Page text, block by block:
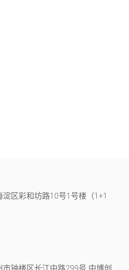
淀区彩和坊路10号1号楼（1+1